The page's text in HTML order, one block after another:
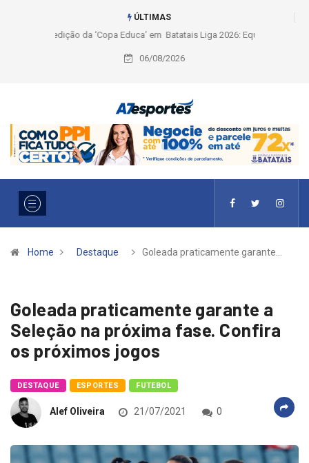
ÚLTIMAS
Liga 2026: Equipes rompem com a LABE na Série Ouro e entidade define
a 2° fase, times e formato
06/08/2026
Home Destaque Goleada praticamente garante…
Goleada praticamente garante a
Seleção na próxima fase. Confira
os próximos jogos
DESTAQUE ESPORTES FUTEBOL
Alef Oliveira 21/07/2021 0